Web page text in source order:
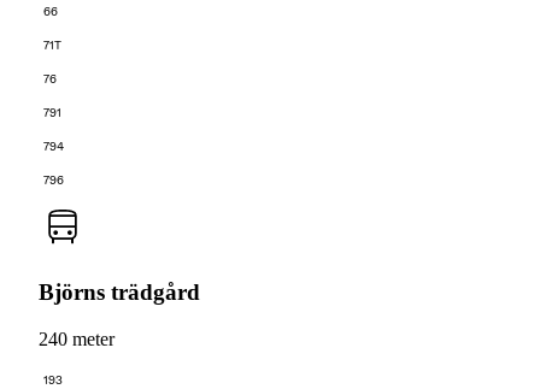
66
71T
76
791
794
796
Björns trädgård
240 meter
193